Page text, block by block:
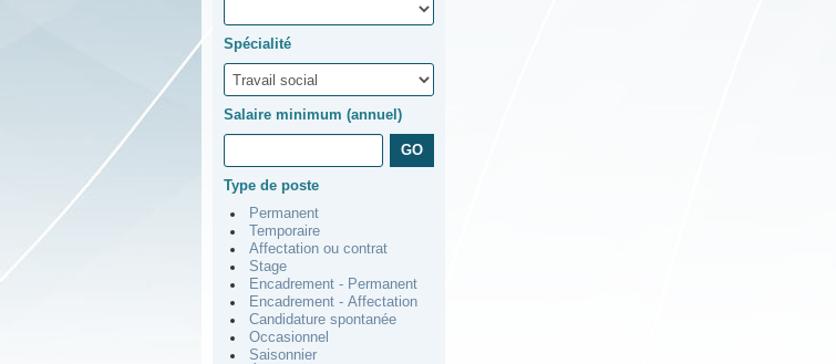
Spécialité
Salaire minimum (annuel)
Type de poste
Permanent
Temporaire
Affectation ou contrat
Stage
Encadrement - Permanent
Encadrement - Affectation
Candidature spontanée
Occasionnel
Saisonnier